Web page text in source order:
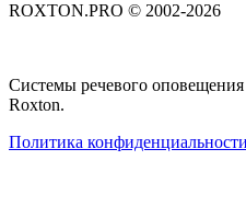
ROXTON.PRO © 2002-2026
Системы речевого
Roxton.
Политика конфиденциальности